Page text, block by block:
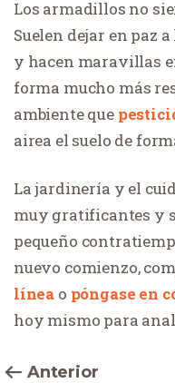
Los armadillos no
Suelen dejar en paz
y hacen maravillas
forma mucho más
ambiente que
airea el suelo de
La jardinería y el
muy gratificantes y
pequeño
nuevo comienzo,
línea o póngase en
hoy mismo para
Anterior